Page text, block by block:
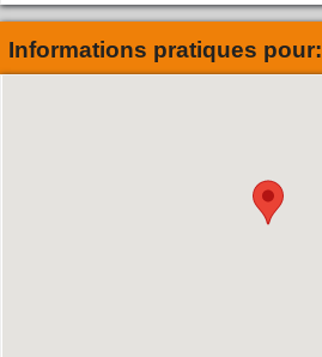
Informations pratiques pour: